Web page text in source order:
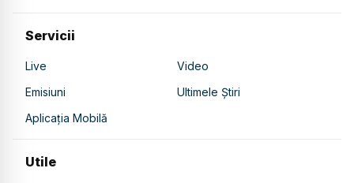
Servicii
Live
Video
Emisiuni
Ultimele Știri
Aplicația Mobilă
Utile